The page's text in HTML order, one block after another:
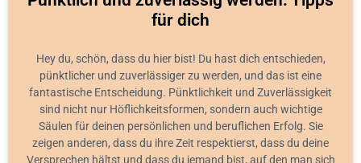
für dich
Hey du, schön, dass du hier bist! Du hast dich entschieden,
pünktlicher und zuverlässiger zu werden, und das ist eine
fantastische Entscheidung. Pünktlichkeit und Zuverlässigkeit
sind nicht nur Höflichkeitsformen, sondern auch wichtige
Säulen für deinen persönlichen und beruflichen Erfolg. Sie
zeigen anderen, dass du ihre Zeit respektierst, dass du deine
Versprechen hältst und dass du jemand bist, auf den man sich